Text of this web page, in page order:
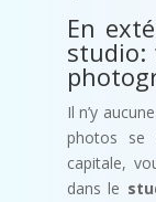
En
studio:
Il n’y
photos se
capitale,
dans le